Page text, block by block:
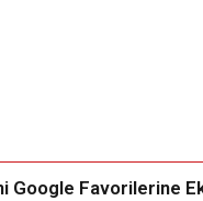
Google Favorilerine